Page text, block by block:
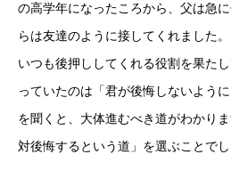
の高学年になったころから、父は急
らは友達のように接してくれました
いつも後押ししてくれる役割を果た
っていたのは「君が後悔しないよう
を聞くと、大体進むべき道がわかり
対後悔するという道」を選ぶことでし